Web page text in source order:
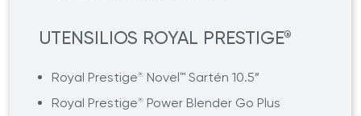
UTENSILIOS ROYAL PRESTIGE®
Royal Prestige® Novel™ Sartén 10.5”
Royal Prestige® Power Blender Go Plus